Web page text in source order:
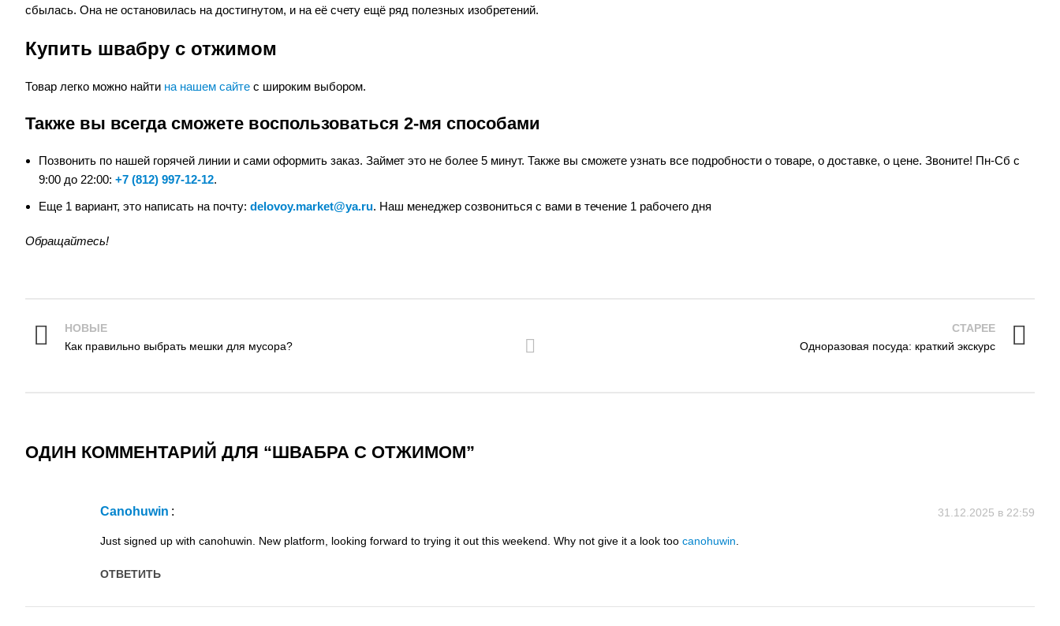
сбылась. Она не остановилась на достигнутом, и на её счету ещё ряд полезных изобретений.
Купить швабру с отжимом
Товар легко можно найти на нашем сайте с широким выбором.
Также вы всегда сможете воспользоваться 2-мя способами
Позвонить по нашей горячей линии и сами оформить заказ. Займет это не более 5 минут. Также вы сможете узнать все подробности о товаре, о доставке, о цене. Звоните! Пн-Сб с
9:00 до 22:00: +7 (812) 997-12-12.
Еще 1 вариант, это написать на почту: delovoy.market@ya.ru. Наш менеджер созвониться с вами в течение 1 рабочего дня
Обращайтесь!
НОВЫЕ
Как правильно выбрать мешки для мусора?
СТАРЕЕ
Одноразовая посуда: краткий экскурс
ОДИН КОММЕНТАРИЙ ДЛЯ “ШВАБРА С ОТЖИМОМ”
canohuwin : 31.12.2025 в 22:59
Just signed up with canohuwin. New platform, looking forward to trying it out this weekend. Why not give it a look too canohuwin.
ОТВЕТИТЬ